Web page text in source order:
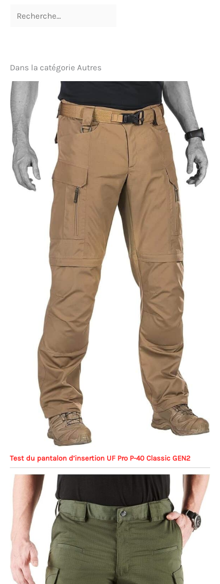
Dans la catégorie Autres
Test du pantalon d’insertion UF Pro P-40 Classic GEN2